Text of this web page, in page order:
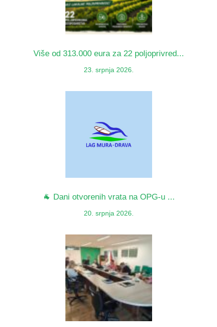
Više od 313.000 eura za 22 poljoprivred...
23. srpnja 2026.
🐐 Dani otvorenih vrata na OPG-u ...
20. srpnja 2026.